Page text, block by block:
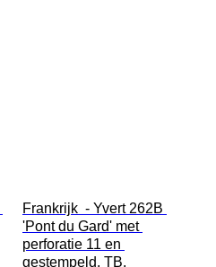
Frankrijk  - Yvert 262B
'Pont du Gard' met
perforatie 11 en
gestempeld. TB.